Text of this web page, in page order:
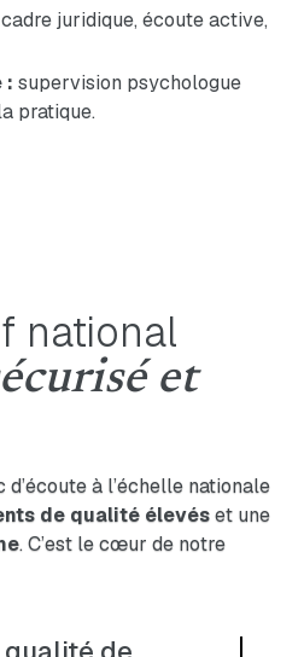
cadre juridique, écoute active,
: supervision psychologue
pratique.
national
et
à l’échelle nationale
de qualité élevéset une
. C’est le cœur de notre